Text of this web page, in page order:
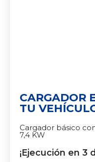
CARGADOR
TU
Cargador básico
7,4 KW
¡Ejecución en 3